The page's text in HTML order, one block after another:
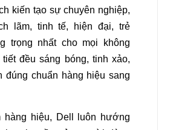
kiến tạo sự chuyên nghiệp,
lãm, tinh tế, hiện đại, trẻ
trọng nhất cho mọi không
đều sáng bóng, tinh xảo,
đúng chuẩn hàng hiệu sang
hàng hiệu, Dell luôn hướng